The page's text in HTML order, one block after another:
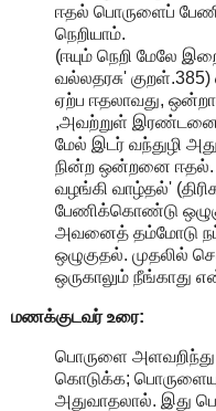
ஈதல் பொருளைப்
நெறியாம்.
(ஈயும் நெறி மேலே
வல்லதரசு'
ஏற்ப ஈதலாவது,
,அவற்றுள்
மேல் இடர் வந்துழி
நின்ற ஒன்றனை ஈதல்.
வழங்கி வாழ்தல்'
பேணிக்கொண்டு
அவனைத் தம்மோடு
ஒழுகுதல். முதலில்
ஒருகாலும் நீங்காது
மணக்குடவர் உரை:
பொருளை அளவறிந்து
கொடுக்க;
அதுவாதலால். இது